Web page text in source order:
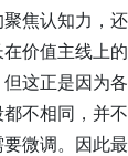
焦认知力，
价值主线上
这正是因为
不相同，并
微调。因此